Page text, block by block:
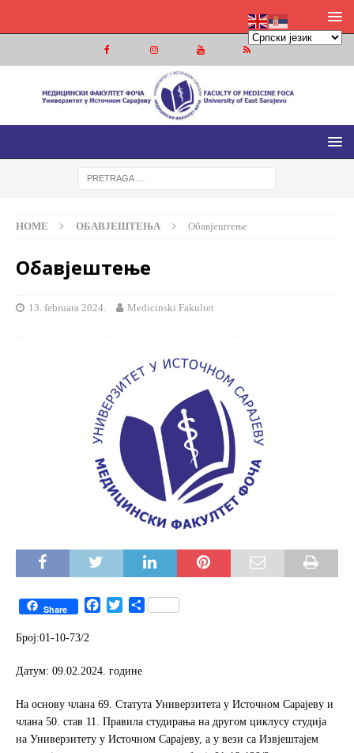
МЕДИЦИНСКИ ФАКУЛТЕТ ФОЧА
МЕДИЦИНСКИ ФАКУЛТЕТ УНИВЕРЗИТЕТА У ИСТОЧНОМ
HOME ОБАВЈЕШТЕЊА Обавјештење
Обавјештење
13. februara 2024. Medicinski Fakultet
Share
b
o
k
t
r
S
Број:01-10-73/2
Датум: 09.02.2024. године
На основу члана 69. Статута Универзитета у Источном Сарајеву и
чланa 50. став 11. Правила студирања на другом циклусу студија
на Универзитету у Источном Сарајеву, а у вези са Извјештајем